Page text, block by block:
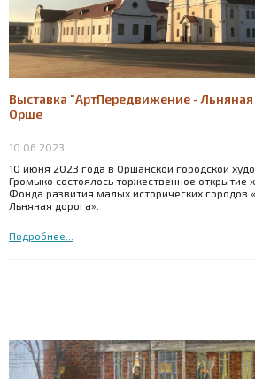
Выставка "АртПередвижение - Льняная
Орше
10.06.2023
10 июня 2023 года в Оршанской городской
Громыко состоялось торжественное открытие
Фонда развития малых исторических городов
Льняная дорога».
Подробнее...